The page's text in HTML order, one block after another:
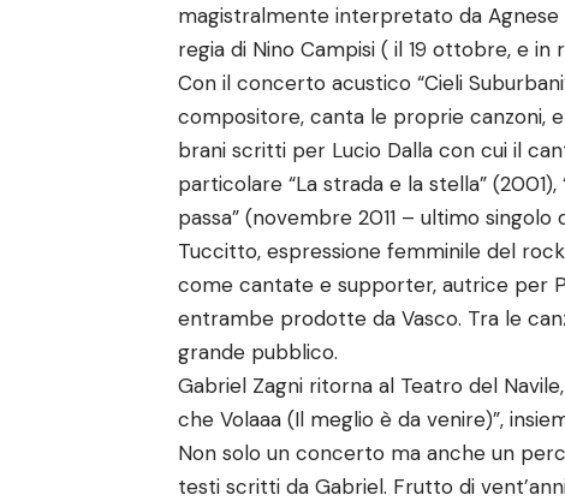
magistralmente interpretato da Agnese
regia di Nino Campisi ( il 19 ottobre, e
Con il concerto acustico “Cieli
compositore, canta le proprie canzoni,
brani scritti per Lucio Dalla con cui il
particolare “La strada e la stella”
passa” (novembre 2011 – ultimo
Tuccitto, espressione femminile del
come cantate e supporter, autrice per
entrambe prodotte da Vasco. Tra le
grande pubblico.
Gabriel Zagni ritorna al Teatro del
che Volaaa (Il meglio è da venire)”,
Non solo un concerto ma anche un
testi scritti da Gabriel. Frutto di